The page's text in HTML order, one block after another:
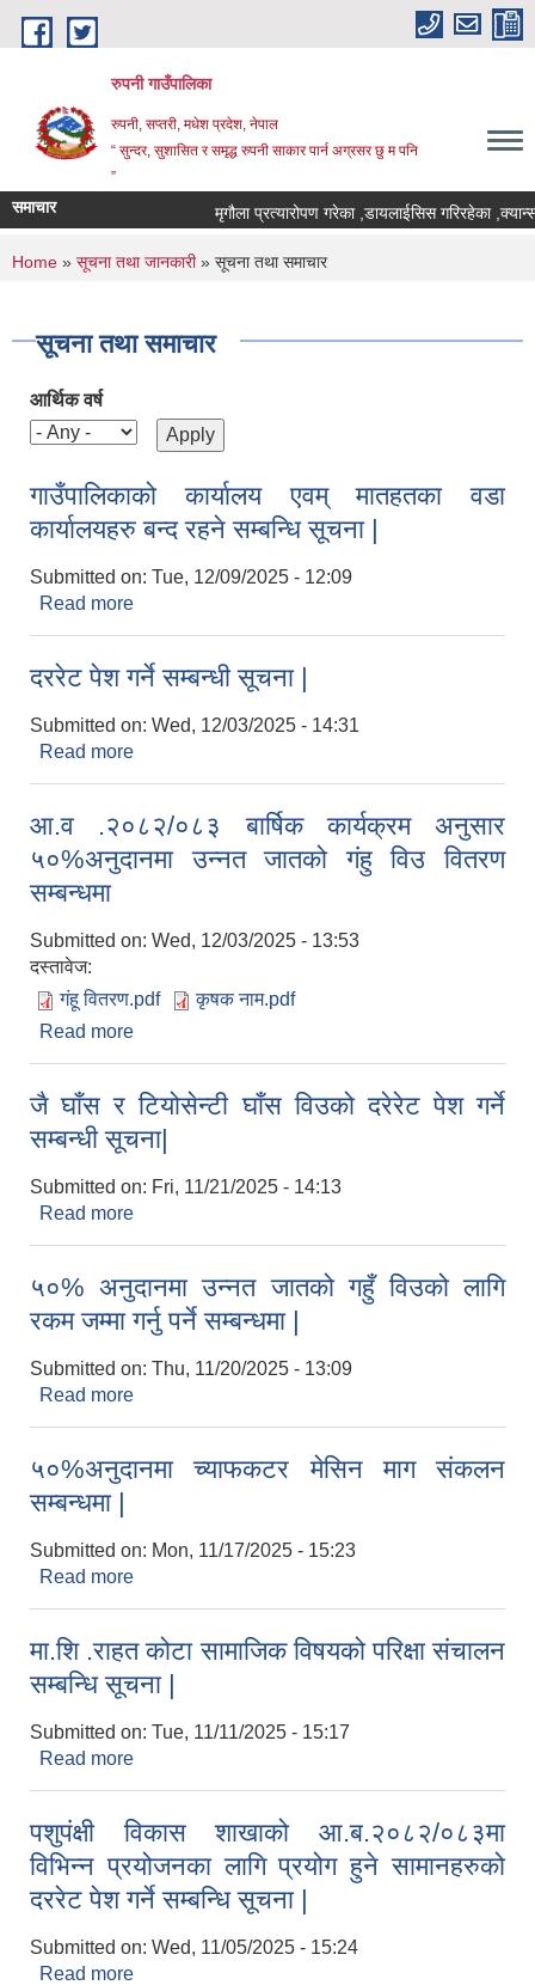
Skip to main content
रुपनी गाउँपालिका
रुपनी, सप्तरी, मधेश प्रदेश, नेपाल
“ सुन्दर, सुशासित र समृद्ध रुपनी साकार पार्न अग्रसर छु म पनि
”
समाचार मृगौला प्रत्यारोपण गरेका ,डायलाईसिस गरिरहेका
You are here
Home » सूचना तथा जानकारी» सूचना तथा समाचार
सूचना तथा समाचार
आर्थिक वर्ष
गाउँपालिकाको कार्यालय एवम् मातहतका वडा
कार्यालयहरु बन्द रहने सम्बन्धि सूचना |
Submitted on: Tue, 12/09/2025 - 12:09
Read more
दररेट पेश गर्ने सम्बन्धी सूचना |
Submitted on: Wed, 12/03/2025 - 14:31
Read more
आ.व .२०८२/०८३ बार्षिक कार्यक्रम अनुसार
५०%अनुदानमा उन्नत जातको गंहु विउ वितरण
सम्बन्धमा
Submitted on: Wed, 12/03/2025 - 13:53
दस्तावेज:
गंहू वितरण.pdf
कृषक नाम.pdf
Read more
जै घाँस र टियोसेन्टी घाँस विउको दरेरेट पेश गर्ने
सम्बन्धी सूचना|
Submitted on: Fri, 11/21/2025 - 14:13
Read more
५०% अनुदानमा उन्नत जातको गहुँ विउको लागि
रकम जम्मा गर्नु पर्ने सम्बन्धमा |
Submitted on: Thu, 11/20/2025 - 13:09
Read more
५०%अनुदानमा च्याफकटर मेसिन माग संकलन
सम्बन्धमा |
Submitted on: Mon, 11/17/2025 - 15:23
Read more
मा.शि .राहत कोटा सामाजिक विषयको परिक्षा संचालन
सम्बन्धि सूचना |
Submitted on: Tue, 11/11/2025 - 15:17
Read more
पशुपंक्षी विकास शाखाको आ.ब.२०८२/०८३मा
विभिन्न प्रयोजनका लागि प्रयोग हुने सामानहरुको
दररेट पेश गर्ने सम्बन्धि सूचना |
Submitted on: Wed, 11/05/2025 - 15:24
Read more